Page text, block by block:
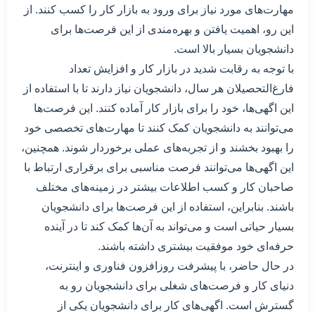
مهارت‌های مورد نیاز برای ورود به بازار کار را کسب کنند. از
این رو، اهمیت یافتن و بهره‌مندی از این فرصت‌ها برای
دانشجویان بسیار بالا است.
با توجه به رقابت شدید در بازار کار و افزایش تعداد
فارغ‌التحصیلان هر سال، دانشجویان نیاز دارند تا با استفاده از
این اگهی‌ها، خود را برای بازار کار آماده کنند. این فرصت‌ها
می‌توانند به دانشجویان کمک کنند تا مهارت‌های تخصصی خود
را بهبود بخشند و از تجربه‌های عملی برخوردار شوند. همچنین،
این اگهی‌ها می‌توانند فرصت مناسبی برای برقراری ارتباط با
صاحبان کار و کسب اطلاعات بیشتر در زمینه‌های مختلف
باشند. بنابراین، استفاده از این فرصت‌ها برای دانشجویان
بسیار حیاتی است و می‌تواند به آن‌ها کمک کند تا در آینده
حرفه‌ای خود موفقیت بیشتری داشته باشند.
در حال حاضر، با پیشرفت روزافزون فناوری و اینترنت،
دنیای کار و فرصت‌های شغلی برای دانشجویان رو به
گسترش است. اگهی‌های کار برای دانشجویان یکی از